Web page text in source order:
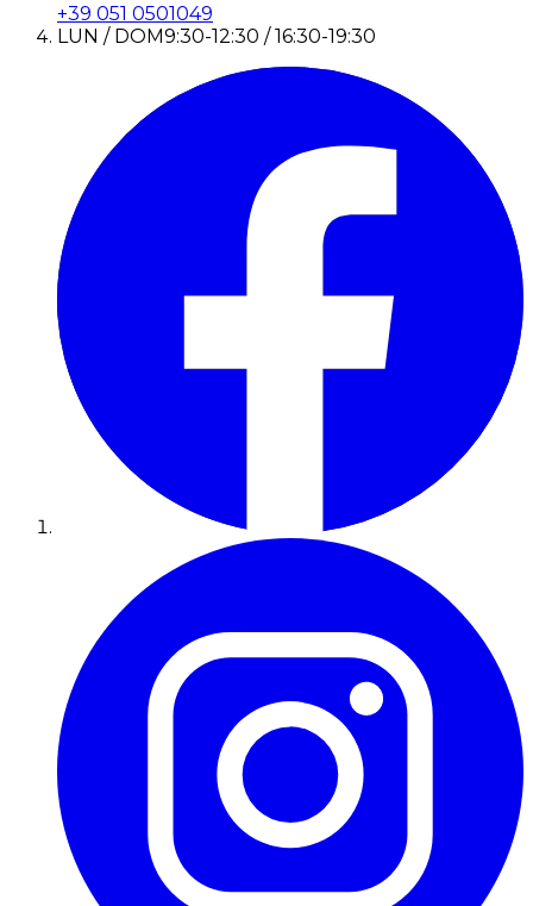
+39 051 0501049
LUN / DOM9:30-12:30 / 16:30-19:30